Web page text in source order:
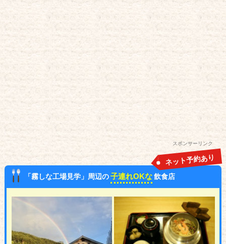
スポンサーリンク
「霧しな工場見学」周辺の子連れOKな 飲食店
ネット予約あり